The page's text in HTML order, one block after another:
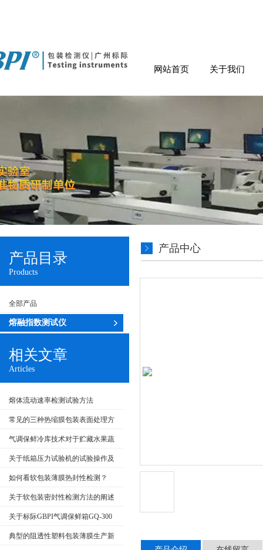
网站首页 关于我们
产品目录
Products
全部产品
熔融指数测试仪
相关文章
Articles
熔体流动速率检测试验方法
常见的三种热缩膜包装表面处理方
气调保鲜冷库技术对于贮藏水果蔬
菜的优劣势
关于纸箱压力试验机的试验操作及
维护方面
如何看软包装薄膜热封性检测？
关于软包装密封性检测方法的阐述
关于标际GBPI气调保鲜箱GQ-300
的工作要求及注意事项
典型的阻透性塑料包装薄膜生产新
产品中心